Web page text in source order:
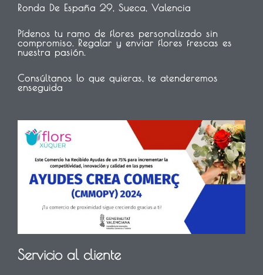
Ronda De España 29, Sueca, Valencia
Pídenos tu ramo de flores personalizado sin
compromiso. Regalar y enviar flores frescas es
nuestra pasión.
Consúltanos lo que quieras, te atenderemos
enseguida
Servicio al cliente